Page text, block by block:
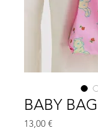
BABY
13,00 €Preis